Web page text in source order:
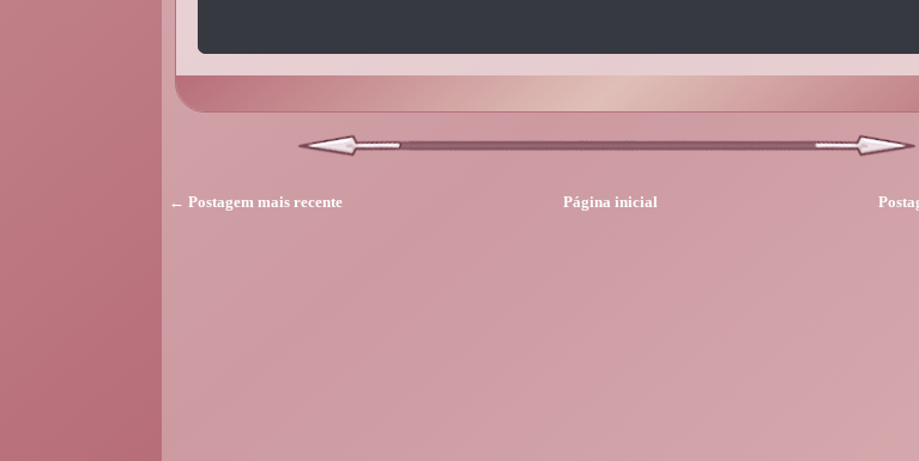
← Postagem mais recente Página inicial